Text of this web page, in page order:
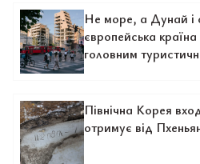
Не море, а Дунай і
європейська
головним
Північна Корея
отримує від